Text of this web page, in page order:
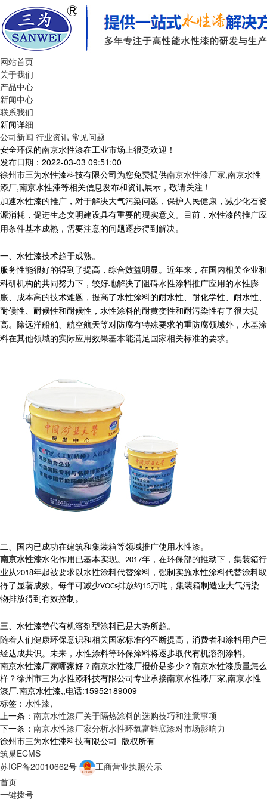
网站首页
关于我们
产品中心
新闻中心
联系我们
新闻详细
公司新闻 行业资讯 常见问题
安全环保的南京水性漆在工业市场上很受欢迎！
发布日期：2022-03-03 09:51:00
徐州市三为水性漆科技有限公司为您免费提供南京水性漆厂家,南京水性
漆厂,南京水性漆等相关信息发布和资讯展示，敬请关注！
加速水性漆的推广，对于解决大气污染问题，保护人民健康，减少化石资
源消耗，促进生态文明建设具有重要的现实意义。目前，水性漆的推广应
用条件基本成熟，需要注意的问题逐步得到解决。
一、 水性漆技术趋于成熟。
服务性能很好的得到了提高，综合效益明显。近年来，在国内相关企业和
科研机构的共同努力下，较好地解决了阻碍水性涂料推广应用的水性膨
胀、成本高的技术难题，提高了水性涂料的耐水性、耐化学性、耐水性、
耐候性、耐候性和耐候性，水性涂料的耐黄变性和耐污染性有了很大提
高。除远洋船舶、航空航天等对防腐有特殊要求的重防腐领域外，水基涂
料在其他领域的实际应用效果基本能满足国家相关标准的要求。
二、国内已成功在建筑和集装箱等领域推广使用水性漆。
南京水性漆水化作用已基本实现。 2017年，在环保部的推动下，集装箱行
业从2018年起被要求以水性涂料代替涂料，强制实施水性涂料代替涂料取
得了显著成效。每年可减少VOCs排放约15万吨，集装箱制造业大气污染
物排放得到有效控制。
三、 水性漆替代有机溶剂型涂料已是大势所趋。
随着人们健康环保意识和相关国家标准的不断提高，消费者和涂料用户已
经达成共识。未来，水性涂料等环保涂料将逐步取代有机溶剂涂料。
南京水性漆厂家哪家好？南京水性漆厂报价是多少？南京水性漆质量怎么
样？徐州市三为水性漆科技有限公司专业承接南京水性漆厂家,南京水性
漆厂,南京水性漆,,电话:15952189009
标签： 水性漆,
上一条： 南京水性漆厂关于隔热涂料的选购技巧和注意事项
下一条： 南京水性漆厂家分析水性环氧富锌底漆对市场影响力
徐州市三为水性漆科技有限公司 版权所有
筑巢ECMS
苏ICP备20010662号
工商营业执照公示
首页
一键拨号